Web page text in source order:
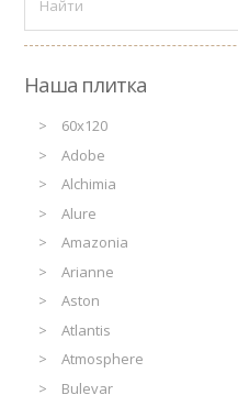
Наша плитка
60x120
Adobe
Alchimia
Alure
Amazonia
Arianne
Aston
Atlantis
Atmosphere
Bulevar